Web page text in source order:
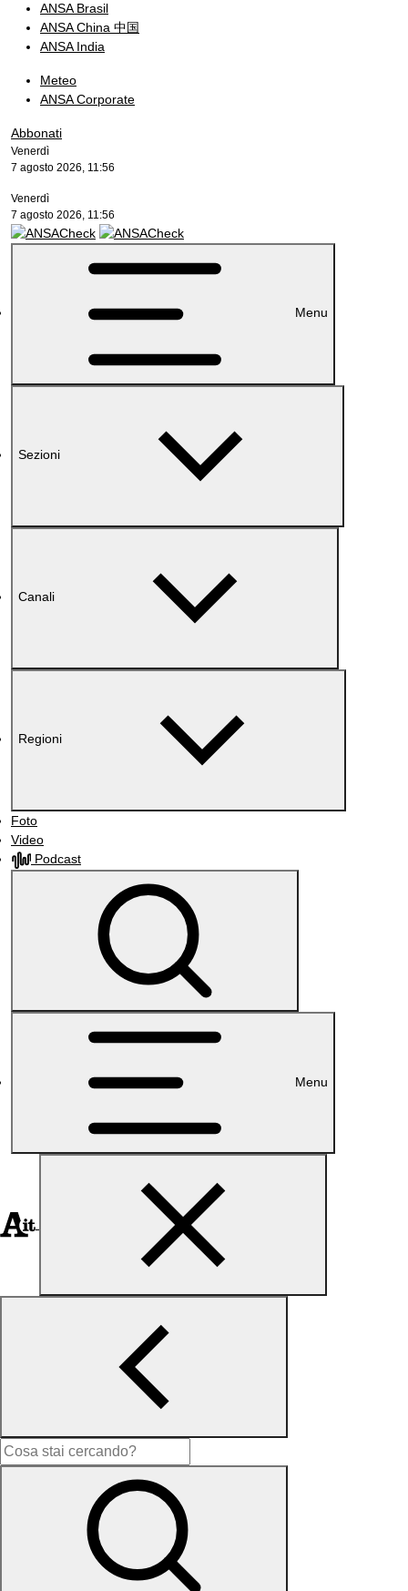
ANSA Brasil
ANSA China 中国
ANSA India
Meteo
ANSA Corporate
Abbonati
Venerdì
7 agosto 2026, 11:56
Venerdì
7 agosto 2026, 11:56
Menu
Sezioni
Canali
Regioni
Foto
Video
Podcast
Menu